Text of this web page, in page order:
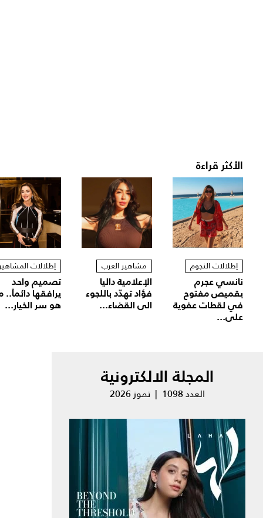
الأكثر قراءة
إطلالات النجوم
نانسي عجرم
بقميص مفتوح
في لقطات عفوية
على...
مشاهير العرب
الإعلامية داليا
فؤاد تهدّد باللجوء
الى القضاء...
إطلالات
تصميم واحد
يرافقها دائماً..
هو سر الخيار...
المجلة الالكترونية
العدد 1098 | تموز 2026